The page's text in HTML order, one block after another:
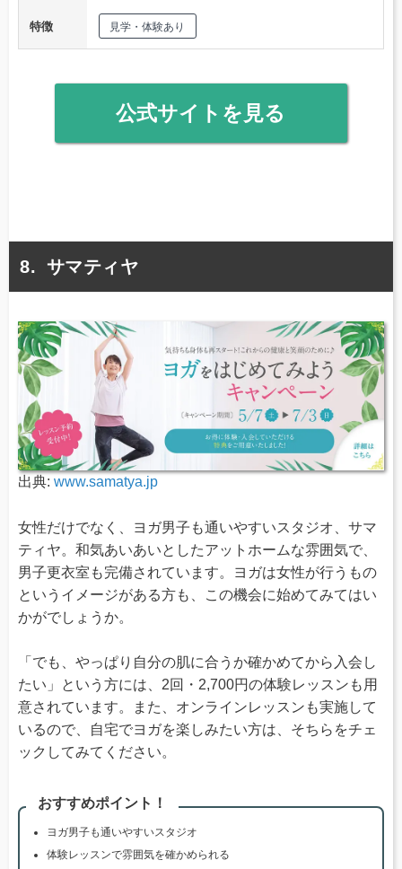
特徴 見学・体験あり
公式サイトを見る
サマティヤ
出典: www.samatya.jp
女性だけでなく、ヨガ男子も通いやすいスタジオ、サマ
ティヤ。和気あいあいとしたアットホームな雰囲気で、
男子更衣室も完備されています。ヨガは女性が行うもの
というイメージがある方も、この機会に始めてみてはい
かがでしょうか。
「でも、やっぱり自分の肌に合うか確かめてから入会し
たい」という方には、2回・2,700円の体験レッスンも用
意されています。また、オンラインレッスンも実施して
いるので、自宅でヨガを楽しみたい方は、そちらをチェ
ックしてみてください。
おすすめポイント！
ヨガ男子も通いやすいスタジオ
体験レッスンで雰囲気を確かめられる